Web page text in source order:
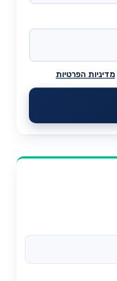
מדיניות הפרטיות